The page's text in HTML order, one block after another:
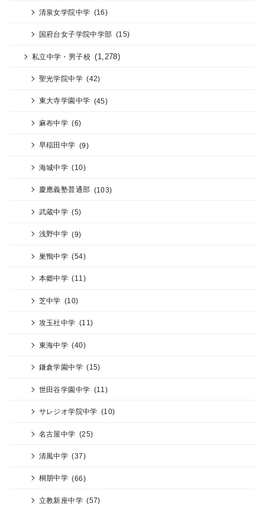
清泉女学院中学 (16)
国府台女子学院中学部 (15)
私立中学・男子校 (1,278)
聖光学院中学 (42)
東大寺学園中学 (45)
麻布中学 (6)
早稲田中学 (9)
海城中学 (10)
慶應義塾普通部 (103)
武蔵中学 (5)
浅野中学 (9)
巣鴨中学 (54)
本郷中学 (11)
芝中学 (10)
攻玉社中学 (11)
東海中学 (40)
鎌倉学園中学 (15)
世田谷学園中学 (11)
サレジオ学院中学 (10)
名古屋中学 (25)
清風中学 (37)
桐朋中学 (66)
立教新座中学 (57)